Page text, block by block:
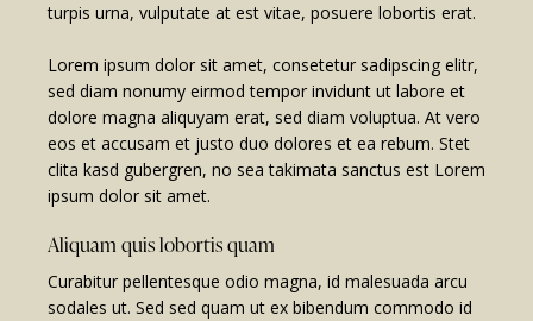
turpis urna, vulputate at est vitae, posuere lobortis erat.
Lorem ipsum dolor sit amet, consetetur sadipscing elitr,
sed diam nonumy eirmod tempor invidunt ut labore et
dolore magna aliquyam erat, sed diam voluptua. At vero
eos et accusam et justo duo dolores et ea rebum. Stet
clita kasd gubergren, no sea takimata sanctus est Lorem
ipsum dolor sit amet.
Aliquam quis lobortis quam
Curabitur pellentesque odio magna, id malesuada arcu
sodales ut. Sed sed quam ut ex bibendum commodo id